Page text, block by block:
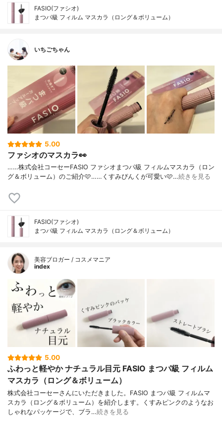
FASIO(ファシオ)
まつパ級 フィルム マスカラ（ロング＆ボリューム）
いちごちゃん
5.00
ファシオのマスカラ👀
……⁡⁡株式会社コーセー⁡⁡FASIO ファシオ⁡⁡まつパ級 フィルムマスカラ⁡⁡（ロン
グ＆ボリューム）⁡⁡のご紹介🩷️⁡⁡……⁡⁡くすみぴんくが可愛い🩷️⁡⁡…続きを見る
FASIO(ファシオ)
まつパ級 フィルム マスカラ（ロング＆ボリューム）
美容ブロガー / コスメマニア
index
5.00
ふわっと軽やか ナチュラル目元 FASIO まつパ級 フィルム
マスカラ（ロング＆ボリューム）
株式会社コーセーさんにいただきました。FASIO まつパ級 フィルムマ
スカラ（ロング＆ボリューム）を紹介します。くすみピンクのようなお
しゃれなパッケージで、ブラ…続きを見る